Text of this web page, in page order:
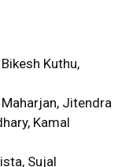
Kuthu,
Jitendra
Kamal
Sujal